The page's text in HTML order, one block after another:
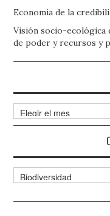
Economía de la
Visión socio-ecológica
de poder y recursos y
Archivos
Categorías